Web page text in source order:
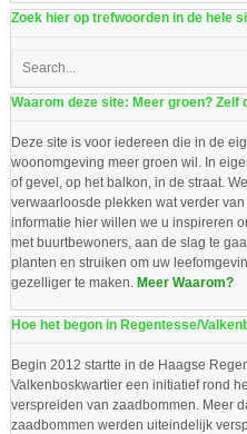
Zoek hier op trefwoorden in de hele
Waarom deze site: Meer groen? Zelf
Deze site is voor iedereen die in de
woonomgeving meer groen wil. In
of gevel, op het balkon, in de straat.
verwaarloosde plekken wat verder van
informatie hier willen we u inspireren
met buurtbewoners, aan de slag te
planten en struiken om uw
gezelliger te maken. Meer Waarom?
Hoe het begon in Regentesse/
Begin 2012 startte in de Haagse
Valkenboskwartier een initiatief rond
verspreiden van zaadbommen. Meer
zaadbommen werden uiteindelijk